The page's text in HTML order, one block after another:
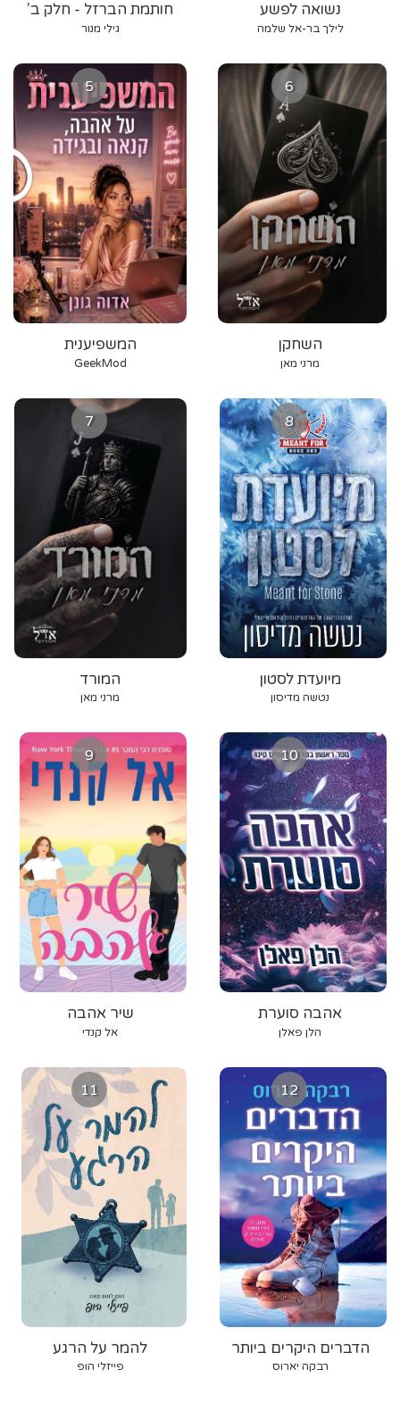
חותמת הברזל - חלק ב'
גילי מנור
נשואה לפשע
לילך בר-אל שלמה
5
המשפיענית
GeekMod
6
השחקן
מרני מאן
7
המורד
מרני מאן
8
מיועדת לסטון
נטשה מדיסון
9
שיר אהבה
אל קנדי
10
אהבה סוערת
הלן פאלן
11
להמר על הרגע
פייזלי הופ
12
הדברים היקרים ביותר
רבקה יארוס